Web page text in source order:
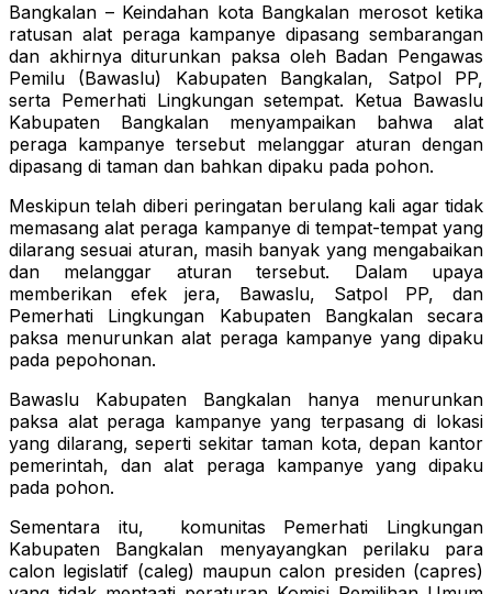
Bangkalan – Keindahan kota Bangkalan merosot ketika
ratusan alat peraga kampanye dipasang sembarangan
dan akhirnya diturunkan paksa oleh Badan Pengawas
Pemilu (Bawaslu) Kabupaten Bangkalan, Satpol PP,
serta Pemerhati Lingkungan setempat. Ketua Bawaslu
Kabupaten Bangkalan menyampaikan bahwa alat
peraga kampanye tersebut melanggar aturan dengan
dipasang di taman dan bahkan dipaku pada pohon.
Meskipun telah diberi peringatan berulang kali agar tidak
memasang alat peraga kampanye di tempat-tempat yang
dilarang sesuai aturan, masih banyak yang mengabaikan
dan melanggar aturan tersebut. Dalam upaya
memberikan efek jera, Bawaslu, Satpol PP, dan
Pemerhati Lingkungan Kabupaten Bangkalan secara
paksa menurunkan alat peraga kampanye yang dipaku
pada pepohonan.
Bawaslu Kabupaten Bangkalan hanya menurunkan
paksa alat peraga kampanye yang terpasang di lokasi
yang dilarang, seperti sekitar taman kota, depan kantor
pemerintah, dan alat peraga kampanye yang dipaku
pada pohon.
Sementara itu, komunitas Pemerhati Lingkungan
Kabupaten Bangkalan menyayangkan perilaku para
calon legislatif (caleg) maupun calon presiden (capres)